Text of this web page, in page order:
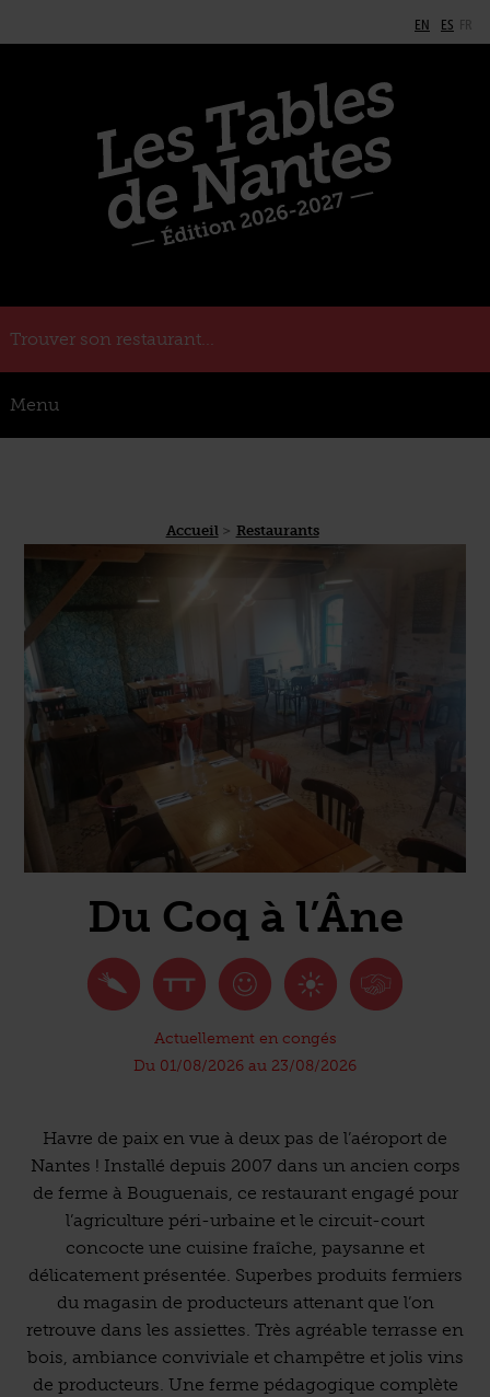
EN ES FR
Trouver son restaurant...
Menu
Accueil Restaurants
Du Coq à l’Âne
Actuellement en congés
Du 01/08/2026 au 23/08/2026
Havre de paix en vue à deux pas de l’aéroport de
Nantes ! Installé depuis 2007 dans un ancien corps
de ferme à Bouguenais, ce restaurant engagé pour
l’agriculture péri-urbaine et le circuit-court
concocte une cuisine fraîche, paysanne et
délicatement présentée. Superbes produits fermiers
du magasin de producteurs attenant que l’on
retrouve dans les assiettes. Très agréable terrasse en
bois, ambiance conviviale et champêtre et jolis vins
de producteurs. Une ferme pédagogique complète